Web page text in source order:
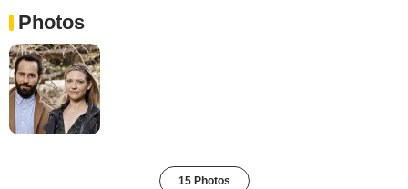
Photos
15 Photos